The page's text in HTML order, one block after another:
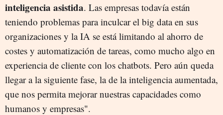
inteligencia asistida. Las empresas todavía están
teniendo problemas para inculcar el big data en sus
organizaciones y la IA se está limitando al ahorro de
costes y automatización de tareas, como mucho algo en
experiencia de cliente con los chatbots. Pero aún queda
llegar a la siguiente fase, la de la inteligencia aumentada,
que nos permita mejorar nuestras capacidades como
humanos y empresas".